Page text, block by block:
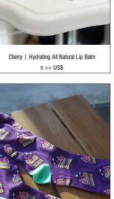
Quick View
Cherry | Hydrating All Natural Lip Balm
Price
৪.০০ US$